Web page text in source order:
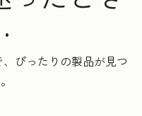
ぴったりの製品が見つ